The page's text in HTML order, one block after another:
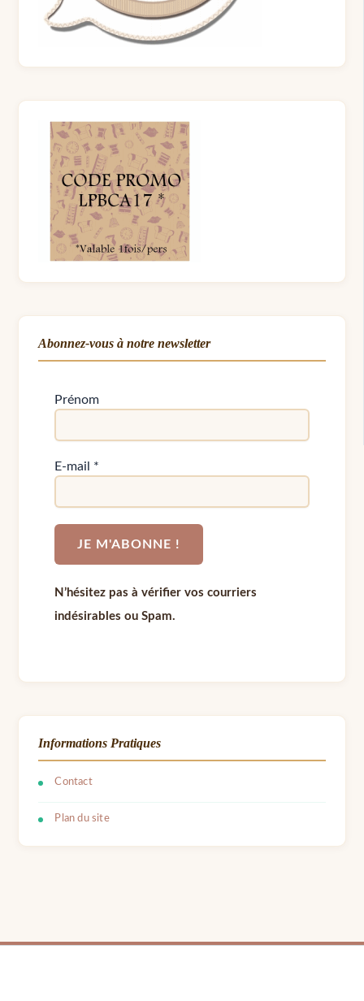
Abonnez-vous à notre newsletter
Prénom
E-mail *
N’hésitez pas à vérifier vos courriers
indésirables ou Spam.
Informations Pratiques
Contact
Plan du site